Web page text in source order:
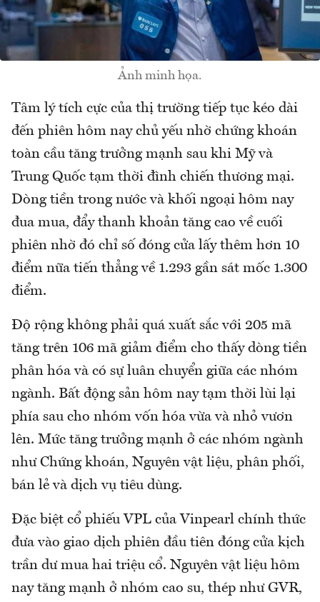
Ảnh minh họa.
Tâm lý tích cực của thị trường tiếp tục kéo dài
đến phiên hôm nay chủ yếu nhờ chứng khoán
toàn cầu tăng trưởng mạnh sau khi Mỹ và
Trung Quốc tạm thời đình chiến thương mại.
Dòng tiền trong nước và khối ngoại hôm nay
đua mua, đẩy thanh khoản tăng cao về cuối
phiên nhờ đó chỉ số đóng cửa lấy thêm hơn 10
điểm nữa tiến thẳng về 1.293 gần sát mốc 1.300
điểm.
Độ rộng không phải quá xuất sắc với 205 mã
tăng trên 106 mã giảm điểm cho thấy dòng tiền
phân hóa và có sự luân chuyển giữa các nhóm
ngành. Bất động sản hôm nay tạm thời lùi lại
phía sau cho nhóm vốn hóa vừa và nhỏ vươn
lên. Mức tăng trưởng mạnh ở các nhóm ngành
như Chứng khoán, Nguyên vật liệu, phân phối,
bán lẻ và dịch vụ tiêu dùng.
Đặc biệt cổ phiếu VPL của Vinpearl chính thức
đưa vào giao dịch phiên đầu tiên đóng cửa kịch
trần dư mua hai triệu cổ. Nguyên vật liệu hôm
nay tăng mạnh ở nhóm cao su, thép như GVR,